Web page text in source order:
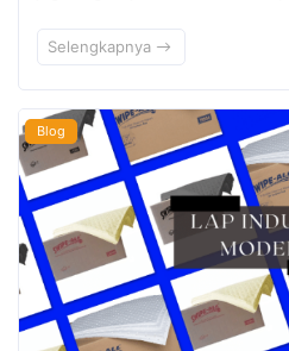
Selengkapnya
Blog